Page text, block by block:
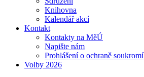
Knihovna
Kalendář akcí
Kontakt
Kontakty na MěÚ
Napište nám
Prohlášení o ochraně soukromí
Volby 2026